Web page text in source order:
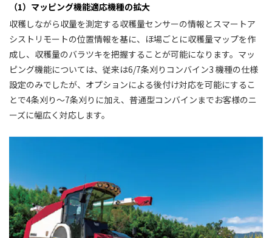
（1）マッピング機能適応機種の拡大
収穫しながら収量を測定する収穫量センサーの情報とスマートア
シストリモートの位置情報を基に、ほ場ごとに収穫量マップを作
成し、収穫量のバラツキを把握することが可能になります。マッ
ピング機能については、従来は6/7条刈りコンバイン3 機種の仕様
設定のみでしたが、オプションによる後付け対応を可能にするこ
とで4条刈り～7条刈りに加え、普通型コンバインまでお客様のニ
ーズに幅広く対応します。